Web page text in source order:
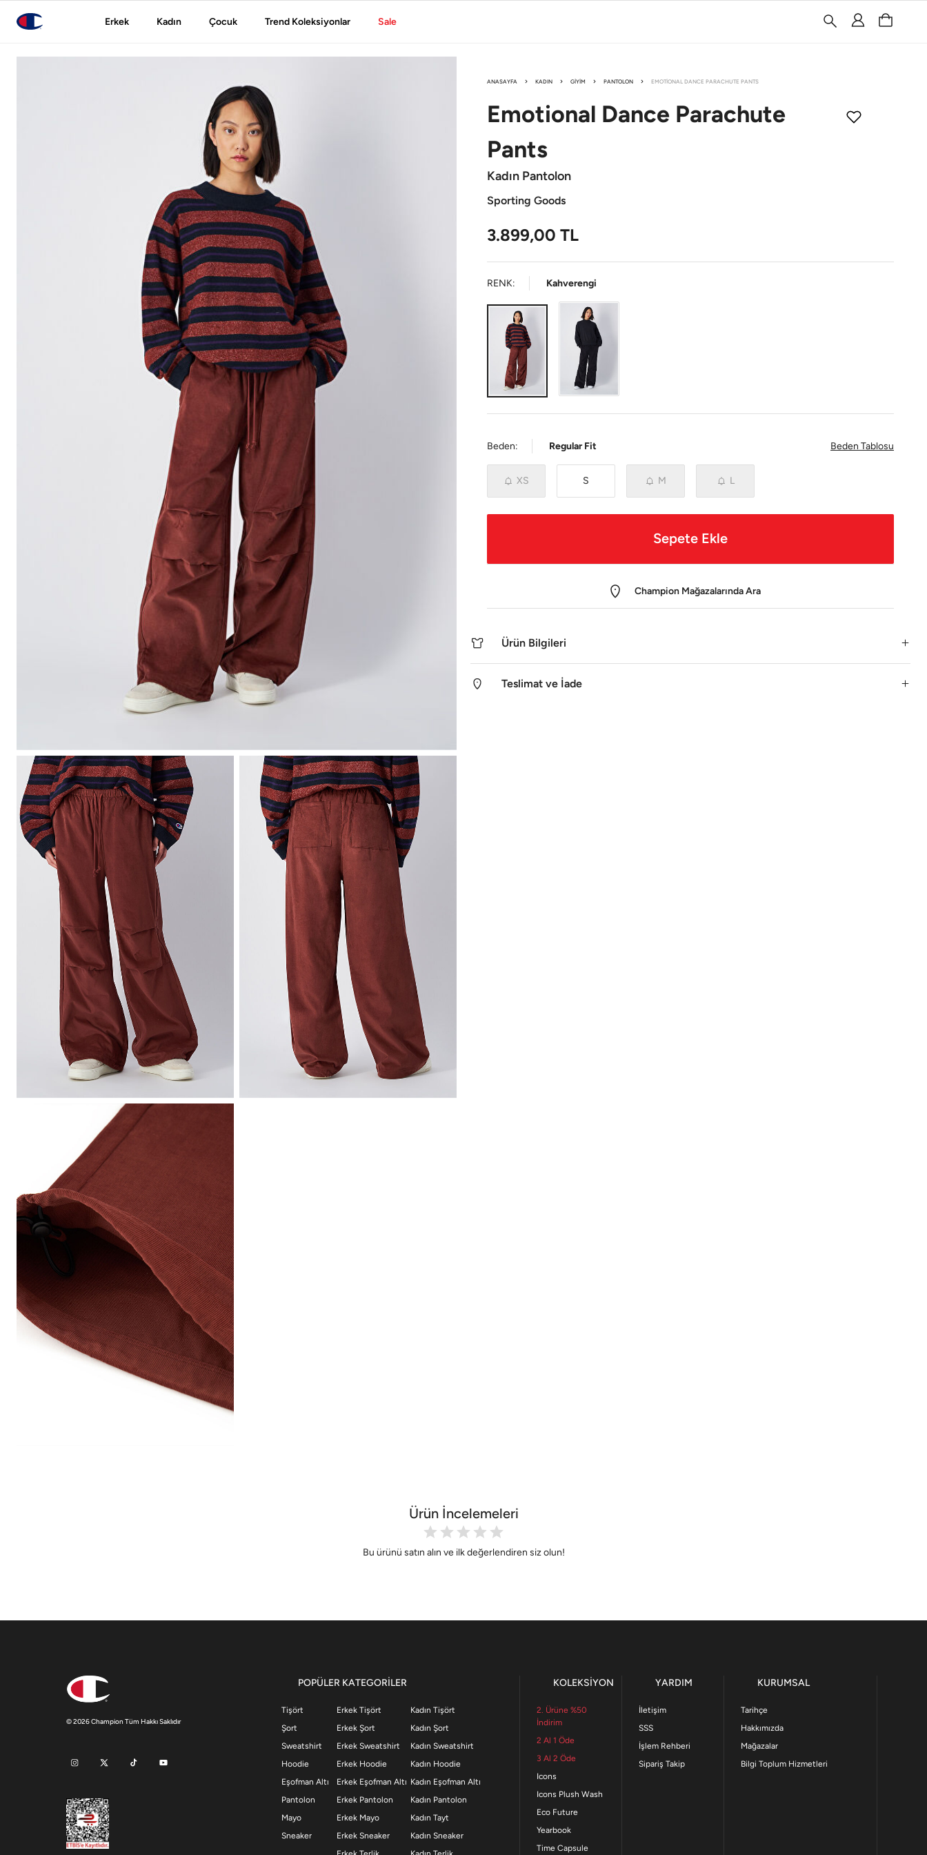
Erkek Kadın Çocuk Trend Koleksiyonlar Sale
ANASAYFA KADIN GIYIM PANTOLON EMOTIONAL DANCE PARACHUTE PANTS
Emotional Dance Parachute
Pants
Kadın Pantolon
Sporting Goods
3.899,00 TL
RENK: Kahverengi
Beden: Regular Fit Beden Tablosu
XS S M L
Sepete Ekle
Champion Mağazalarında Ara
Ürün Bilgileri
Teslimat ve İade
Ürün İncelemeleri
Bu ürünü satın alın ve ilk değerlendiren siz olun!
© 2026 Champion Tüm Hakkı Saklıdır
POPÜLER KATEGORİLER
Tişört
Şort
Sweatshirt
Hoodie
Eşofman Altı
Pantolon
Mayo
Sneaker
Erkek Tişört
Erkek Şort
Erkek Sweatshirt
Erkek Hoodie
Erkek Eşofman Altı
Erkek Pantolon
Erkek Mayo
Erkek Sneaker
Kadın Tişört
Kadın Şort
Kadın Sweatshirt
Kadın Hoodie
Kadın Eşofman Altı
Kadın Pantolon
Kadın Tayt
Kadın Sneaker
KOLEKSİYON
2. Ürüne %50
İndirim
2 Al 1 Öde
3 Al 2 Öde
Icons
Icons Plush Wash
Eco Future
Yearbook
Time Capsule
YARDIM
İletişim
SSS
İşlem Rehberi
Sipariş Takip
KURUMSAL
Tarihçe
Hakkımızda
Mağazalar
Bilgi Toplum Hizmetleri